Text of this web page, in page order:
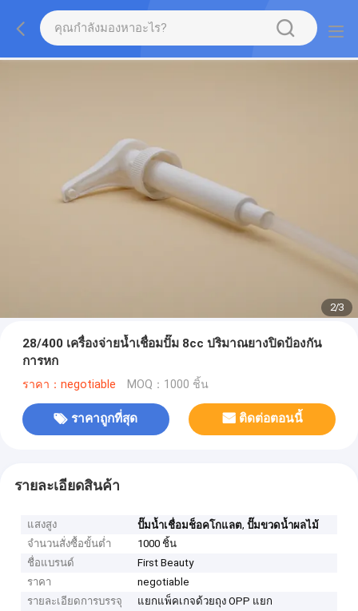
2/3
28/400 เครื่องจ่ายน้ำเชื่อมปั๊ม 8cc ปริมาณยางปิดป้องกัน
การหก
ราคา：negotiable MOQ：1000 ชิ้น
ราคาถูกที่สุด ติดต่อตอนนี้
รายละเอียดสินค้า
แสงสูง ปั๊มน้ำเชื่อมช็อคโกแลต,ปั๊มขวดน้ำผลไม้
จำนวนสั่งซื้อขั้นต่ำ
1000 ชิ้น
ชื่อแบรนด์
First Beauty
ราคา
negotiable
รายละเอียดการบรรจุ
แยกแพ็คเกจด้วยถุง OPP แยก